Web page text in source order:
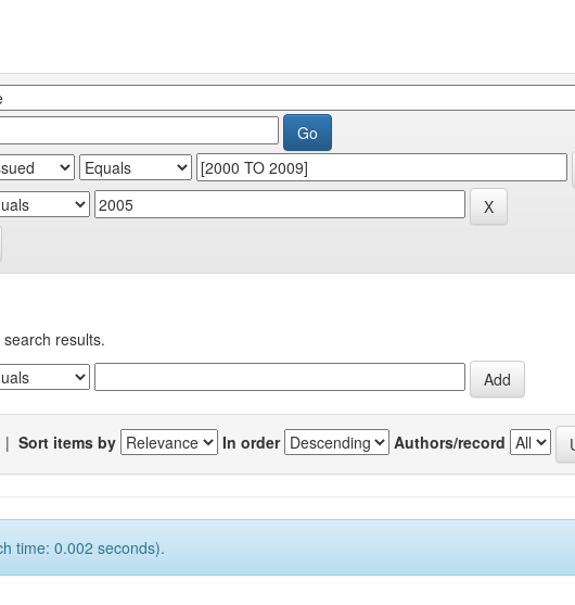
results.
| Sort items by In order Authors/record
time: 0.002 seconds).